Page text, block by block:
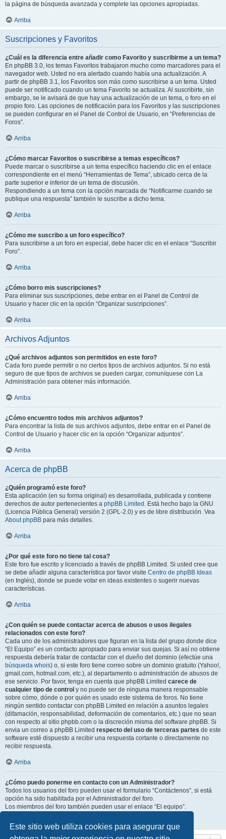
Este sitio web utiliza cookies para asegurar que
la página de búsqueda avanzada y complete las opciones apropiadas.
Arriba
Suscripciones y Favoritos
¿Cuál es la diferencia entre añadir como Favorito y suscribirme a un tema?
En phpBB 3.0, los temas Favoritos trabajaron mucho como marcadores para el
navegador web. Usted no era alertado cuando había una actualización. A
partir de phpBB 3.1, los Favoritos son más como suscribirse a un tema. Usted
puede ser notificado cuando un tema Favorito se actualiza. Al suscribirte, sin
embargo, se le avisará de que hay una actualización de un tema, o foro en el
propio foro. Las opciones de notificación para los Favoritos y las suscripciones
se pueden configurar en el Panel de Control de Usuario, en “Preferencias de
Foros”.
Arriba
¿Cómo marcar Favoritos o suscribirse a temas específicos?
Puede marcar o suscribirse a un tema específico haciendo clic en el enlace
correspondiente en el menú “Herramientas de Tema”, ubicado cerca de la
parte superior e inferior de un tema de discusión.
Respondiendo a un tema con la opción marcada de “Notificarme cuando se
publique una respuesta” también le suscribe a dicho tema.
Arriba
¿Cómo me suscribo a un foro específico?
Para suscribirse a un foro en especial, debe hacer clic en el enlace “Suscribir
Foro”.
Arriba
¿Cómo borro mis suscripciones?
Para eliminar sus suscripciones, debe entrar en el Panel de Control de
Usuario y hacer clic en la opción “Organizar suscripciones”.
Arriba
Archivos Adjuntos
¿Qué archivos adjuntos son permitidos en este foro?
Cada foro puede permitir o no ciertos tipos de archivos adjuntos. Si no está
seguro de que tipos de archivos se pueden cargar, comuníquese con La
Administración para obtener más información.
Arriba
¿Cómo encuentro todos mis archivos adjuntos?
Para encontrar la lista de sus archivos adjuntos, debe entrar en el Panel de
Control de Usuario y hacer clic en la opción “Organizar adjuntos”.
Arriba
Acerca de phpBB
¿Quién programó este foro?
Esta aplicación (en su forma original) es desarrollada, publicada y contiene
derechos de autor pertenecientes a phpBB Limited . Está hecho bajo la GNU
(Licencia Pública General) versión 2 (GPL-2.0) y es de libre distribución. Vea
About phpBB para más detalles.
Arriba
¿Por qué este foro no tiene tal cosa?
Este foro fue escrito y licenciado a través de phpBB Limited. Si usted cree que
se debe añadir alguna característica por favor visite Centro de phpBB Ideas
(en Inglés), donde se puede votar en ideas existentes o sugerir nuevas
características.
Arriba
¿Con quién se puede contactar acerca de abusos o usos ilegales
relacionados con este foro?
Cada uno de los administradores que figuran en la lista del grupo donde dice
“El Equipo” es un contacto apropiado para enviar sus quejas. Si así no obtiene
respuesta debería tratar de contactar con el dueño del dominio (efectúe una
búsqueda whois) o, si este foro tiene correo sobre un dominio gratuito (Yahoo!,
gmail.com, hotmail.com, etc.), al departamento o administración de abusos de
ese servicio. Por favor, tenga en cuenta que phpBB Limited carece de
cualquier tipo de control y no puede ser de ninguna manera responsable
sobre cómo, dónde o por quién es usado este sistema de foros. No tiene
ningún sentido contactar con phpBB Limited en relación a asuntos legales
(difamación, responsabilidad, deformación de comentarios, etc.) que no sean
con respecto al sitio phpbb.com o la discreción misma del software phpBB. Si
envia un correo a phpBB Limited respecto del uso de terceras partes de este
software esté dispuesto a recibir una respuesta cortante o directamente no
recibir respuesta.
Arriba
¿Cómo puedo ponerme en contacto con un Administrador?
Todos los usuarios del foro pueden usar el formulario “Contáctenos”, si está
opción ha sido habilitada por el Administrador del foro.
Los miembros del foro también pueden usar el enlace “El equipo”.
Arriba